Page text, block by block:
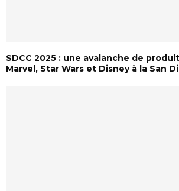
SDCC 2025 : une avalanche de
Marvel, Star Wars et Disney à la San